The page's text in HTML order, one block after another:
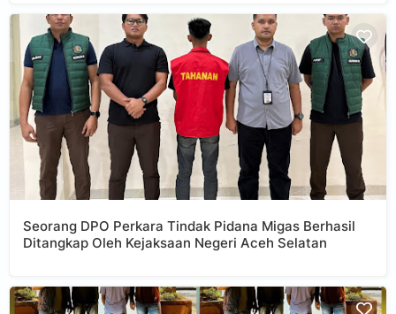
Seorang DPO Perkara Tindak Pidana Migas Berhasil
Ditangkap Oleh Kejaksaan Negeri Aceh Selatan